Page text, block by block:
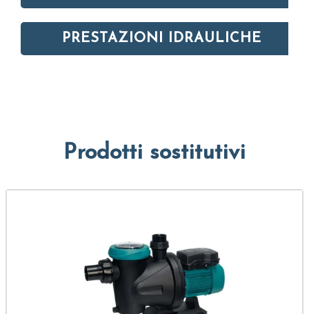
PRESTAZIONI IDRAULICHE
Prodotti sostitutivi